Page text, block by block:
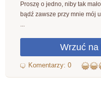
Proszę o jedno, niby tak
bądź zawsze przy mnie mój
...